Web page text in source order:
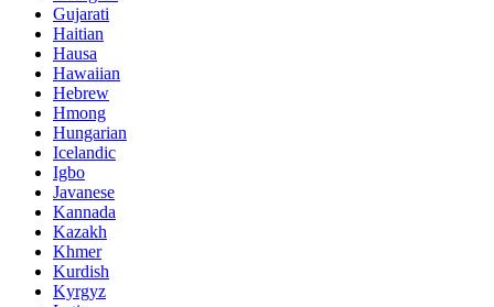
Gujarati
Haitian
Hausa
Hawaiian
Hebrew
Hmong
Hungarian
Icelandic
Igbo
Javanese
Kannada
Kazakh
Khmer
Kurdish
Kyrgyz